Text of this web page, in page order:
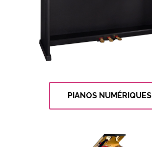
PIANOS NUMÉRIQUES